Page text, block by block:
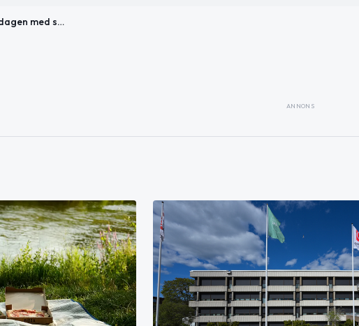
Fira Världsbokdagen med sol och aktiviteter i Gislaved
ANNONS